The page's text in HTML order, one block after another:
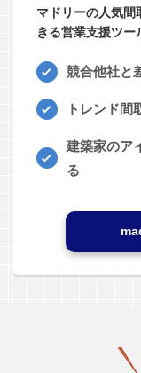
マドリーの人気間
きる営業支援ツー
競合他社と
トレンド間
建築家のア
る